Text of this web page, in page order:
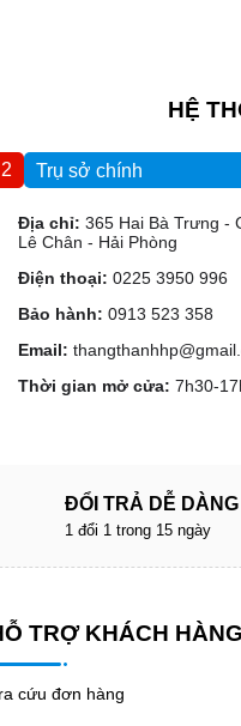
HỆ
2 Trụ sở chính
Địa chỉ: 365 Hai Bà Trưng -
Lê Chân - Hải Phòng
Điện thoại: 0225 3950 996
Bảo hành: 0913 523 358
Email:
Thời gian mở cửa: 7h30-
ĐỔI TRẢ DỄ DÀNG
1 đổi 1 trong 15 ngày
TRỢ KHÁCH HÀNG
cứu đơn hàng